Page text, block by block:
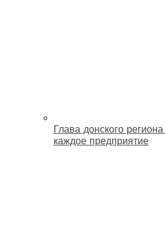
Глава донского
каждое предприятие